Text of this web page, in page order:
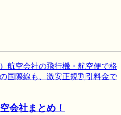
航空会社の飛行機・航空便で格
国際線も、激安正規割引料金で
会社まとめ！